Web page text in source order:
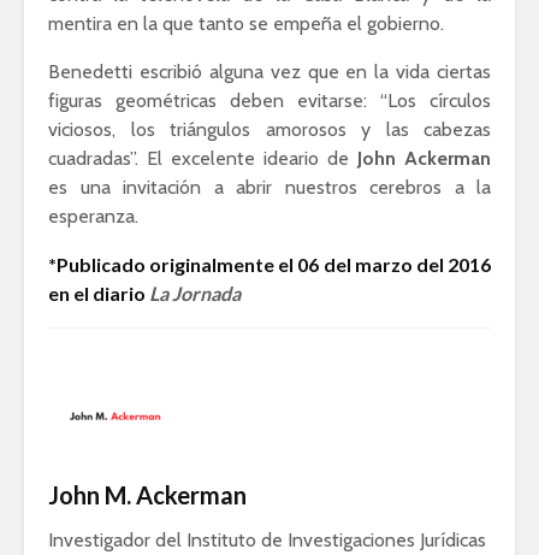
mentira en la que tanto se empeña el gobierno.
Benedetti escribió alguna vez que en la vida ciertas
figuras geométricas deben evitarse: “Los círculos
viciosos, los triángulos amorosos y las cabezas
cuadradas”. El excelente ideario de John Ackerman
es una invitación a abrir nuestros cerebros a la
esperanza.
*Publicado originalmente el 06 del marzo del 2016
en el diario La Jornada
John M. Ackerman
Investigador del Instituto de Investigaciones Jurídicas